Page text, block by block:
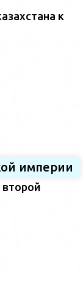
к
империи